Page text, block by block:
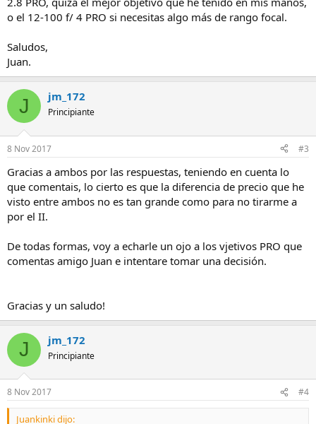
o el 12-100 f/ 4 PRO si necesitas algo más de rango focal.
Saludos,
Juan.
J jm_172
Principiante
8 Nov 2017 #3
Gracias a ambos por las respuestas, teniendo en cuenta lo
que comentais, lo cierto es que la diferencia de precio que he
visto entre ambos no es tan grande como para no tirarme a
por el II.
De todas formas, voy a echarle un ojo a los vjetivos PRO que
comentas amigo Juan e intentare tomar una decisión.
Gracias y un saludo!
J jm_172
Principiante
8 Nov 2017 #4
Juankinki dijo: